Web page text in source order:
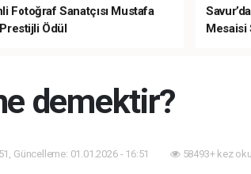
Fotoğraf Sanatçısı Mustafa
Prestijli Ödül
Mesaisi
demektir?
Güncelleme: 01.01.2026 - 16:51 58493+ kez